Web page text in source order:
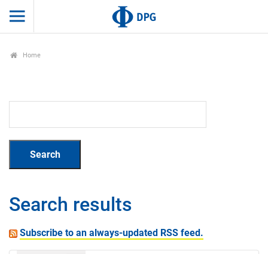
Home
Search results
Subscribe to an always-updated RSS feed.